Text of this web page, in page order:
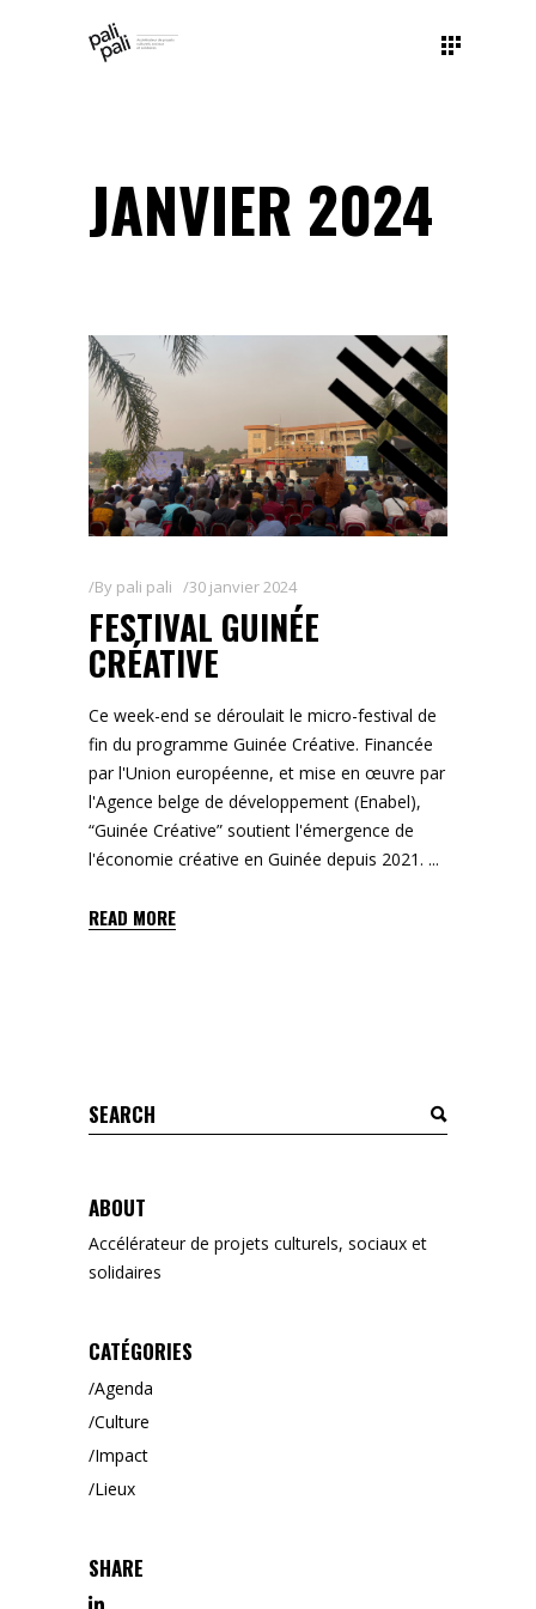
JANVIER 2024
By pali pali 30 janvier 2024
FESTIVAL GUINÉE
CRÉATIVE
Ce week-end se déroulait le micro-festival de
fin du programme Guinée Créative. Financée
par l'Union européenne, et mise en œuvre par
l'Agence belge de développement (Enabel),
“Guinée Créative” soutient l'émergence de
l'économie créative en Guinée depuis 2021.
READ MORE
Search
for:
ABOUT
Accélérateur de projets culturels, sociaux et
solidaires
CATÉGORIES
Agenda
Culture
Impact
Lieux
SHARE